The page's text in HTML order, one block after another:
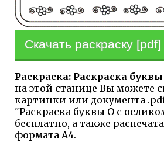
Скачать раскраску [pdf]
Раскраска: Раскраска
на этой станице Вы можете
картинки или документа
"Раскраска буквы О с
бесплатно, а также
формата А4.